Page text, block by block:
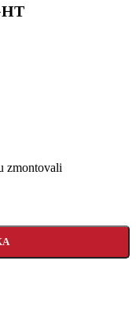
zmontovali